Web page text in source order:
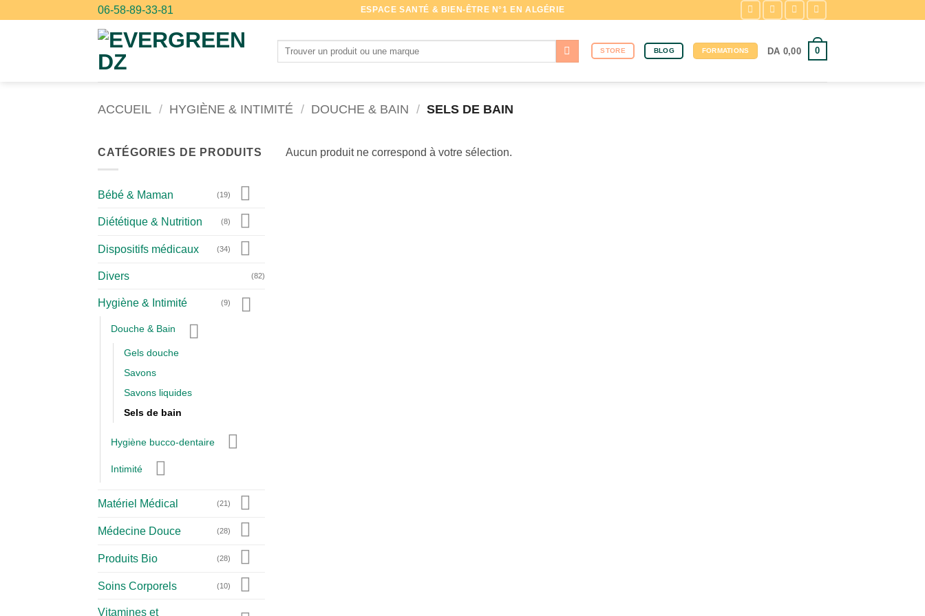
06-58-89-33-81 ESPACE SANTÉ & BIEN-ÊTRE N°1 EN ALGÉRIE
STORE BLOG FORMATIONS DA 0,00 0
ACCUEIL / HYGIÈNE & INTIMITÉ / DOUCHE & BAIN / SELS DE BAIN
CATÉGORIES DE PRODUITS
Bébé & Maman (19)
Diététique & Nutrition (8)
Dispositifs médicaux (34)
Divers (82)
Hygiène & Intimité (9)
Douche & Bain
Gels douche
Savons
Savons liquides
Sels de bain
Hygiène bucco-dentaire
Intimité
Matériel Médical (21)
Médecine Douce (28)
Produits Bio (28)
Soins Corporels (10)
Vitamines et
Aucun produit ne correspond à votre sélection.